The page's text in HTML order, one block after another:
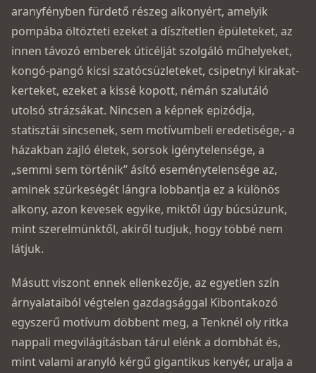
aranyfényben fürdető részeg alkonyért, amelyik
pompába öltözteti ezeket a díszítetlen épületeket, az
innen távozó emberek úticélját szolgáló műhelyeket,
kongó-pangó kicsi szatócsüzleteket, csipetnyi kirakat-
kerteket, ezeket a kissé kopott, némán szalutáló
utolsó strázsákat. Nincsen a képnek epizódja,
statisztái sincsenek, sem motívumbeli eredetisége,- a
házakban zajló életek, sorsok igénytelensége, a
„semmi sem történik” ásító eseménytelensége az,
aminek szürkeségét lángra­ lobbantja ez a különös
alkony, azon kevesek egyike, miktől úgy búcsúzunk,
mint szerelmünktől, akiről tudjuk, hogy többé nem
látjuk.
Másutt viszont ennek ellenkezője, az egyetlen szín
árnyalataiból végtelen gazdagsággal Kibontakozó
egyszerű motívum döbbent meg, a Tenknél oly ritka
nappali megvilágításban tárul elénk a dombhát és,
mint valami aranyló kérgű gigantikus kenyér, uralja a